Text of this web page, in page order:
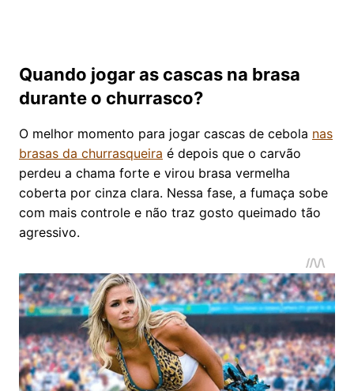
Quando jogar as cascas na brasa
durante o churrasco?
O melhor momento para jogar cascas de cebola nas
brasas da churrasqueira é depois que o carvão
perdeu a chama forte e virou brasa vermelha
coberta por cinza clara. Nessa fase, a fumaça sobe
com mais controle e não traz gosto queimado tão
agressivo.